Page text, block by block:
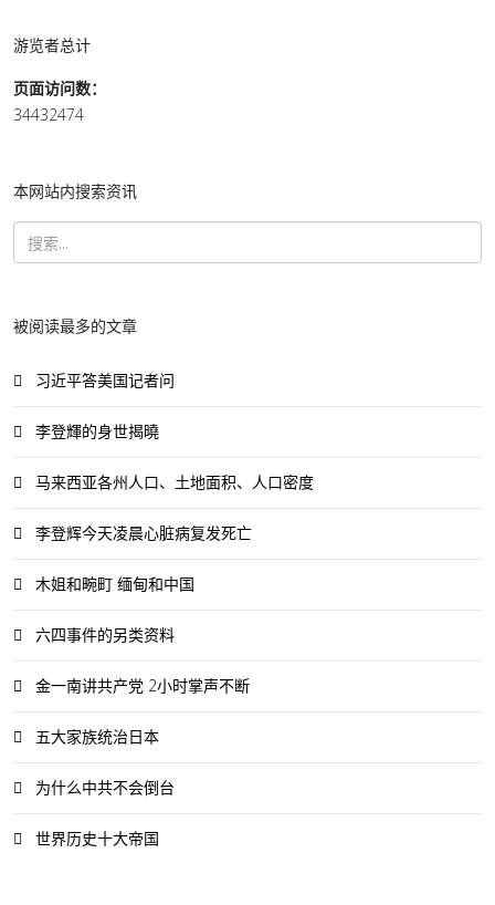
游览者总计
页面访问数：
34432474
本网站内搜索资讯
被阅读最多的文章
习近平答美国记者问
李登輝的身世揭曉
马来西亚各州人口、土地面积、人口密度
李登辉今天凌晨心脏病复发死亡
木姐和畹町 缅甸和中国
六四事件的另类资料
金一南讲共产党 2小时掌声不断
五大家族统治日本
为什么中共不会倒台
世界历史十大帝国